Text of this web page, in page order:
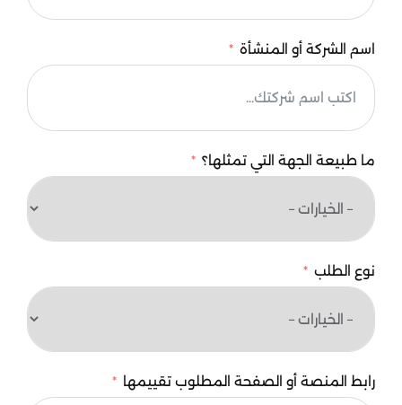
اسم الشركة أو المنشأة
ما طبيعة الجهة التي تمثلها؟
نوع الطلب
رابط المنصة أو الصفحة المطلوب تقييمها